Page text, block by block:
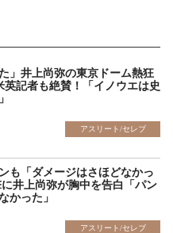
」井上尚弥の東京ドーム熱狂
記者も絶賛！「イノウエは史
アスリート/セレブ
も「ダメージはさほどなかっ
井上尚弥が胸中を告白「パン
かった」
アスリート/セレブ